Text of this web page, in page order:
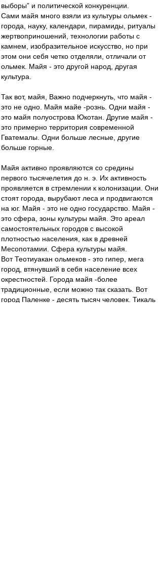
выборы” и политической конкуренции.
Сами майя много взяли из культуры ольмек -
города, науку, календари, пирамиды, ритуалы
жертвоприношений, технологии работы с
камнем, изобразительное искусство, но при
этом они себя четко отделяли, отличали от
ольмек. Майя - это другой народ, другая
культура.
Так вот, майя, Важно подчеркнуть, что майя -
это не одно. Майя майе -рознь. Одни майя -
это майя полуострова Юкотан. Другие майя -
это примерно территория современной
Гватемалы. Одни больше лесные, другие
больше горные.
Майя активно проявляются со средины
первого тысячелетия до н. э. Их активность
проявляется в стремлении к колонизации. Они
стоят города, вырубают леса и продвигаются
на юг. Майя - это не одно государство. Майя -
это сфера, зоны культуры майя. Это ареал
самостоятельных городов с высокой
плотностью населения, как в древней
Месопотамии. Сфера культуры майя.
Вот Теотиуакан ольмеков - это гипер, мега
город, втянувший в себя население всех
окрестностей. Города майя -более
традиционные, если можно так сказать. Вот
город Паленке - десять тысяч человек. Тикаль